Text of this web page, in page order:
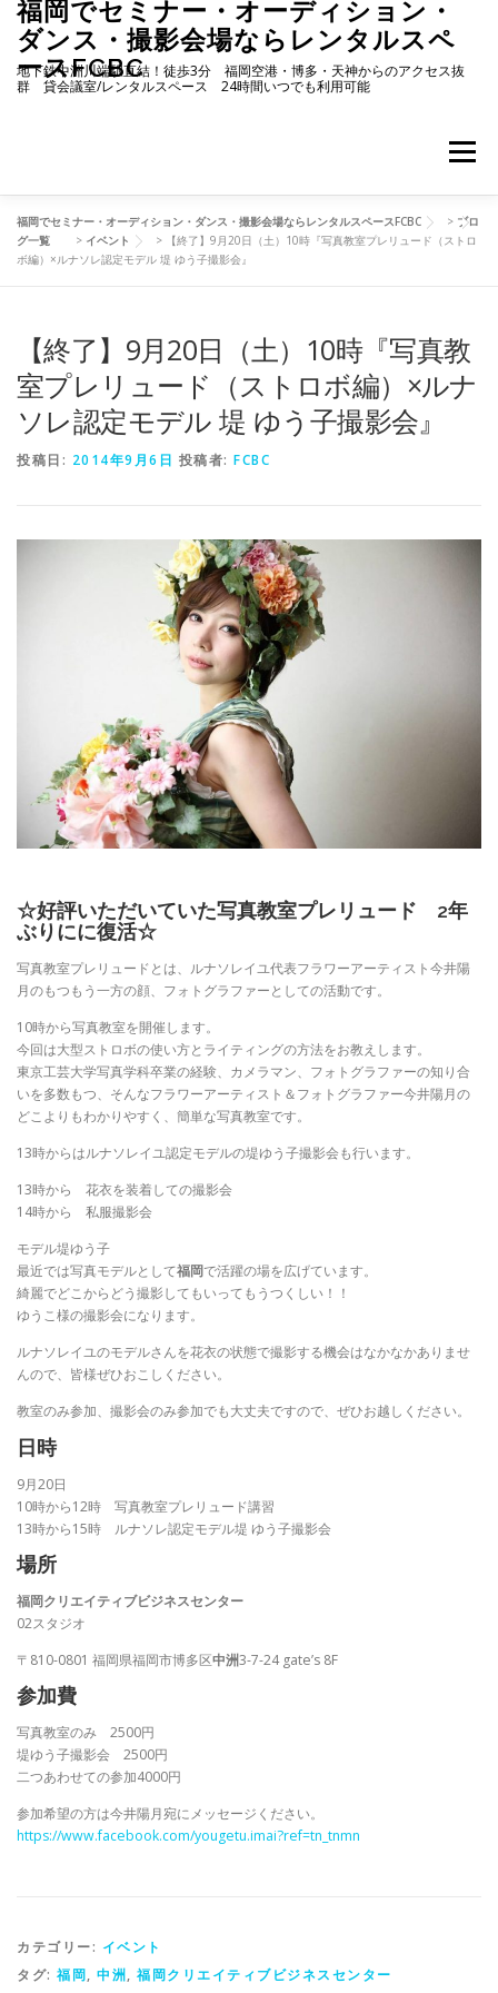
福岡でセミナー・オーディション・
ダンス・撮影会場ならレンタルスペ
ースFCBC
地下鉄中洲川端駅直結！徒歩3分 福岡空港・博多・天神からのアクセス抜
群 貸会議室/レンタルスペース 24時間いつでも利用可能
メニュー
ホーム 施設・料金 ご予約状況 アクセス
ご予約リクエストフォーム お問い合わせ
福岡でセミナー・オーディション・ダンス・撮影会場ならレンタルスペースFCBC > ブロ
グ一覧
> イベント >
【終了】9月20日（土）10時『写真教室プレリュード（ストロ
ボ編）×ルナソレ認定モデル 堤 ゆう子撮影会』
【終了】9月20日（土）10時『写真教
室プレリュード（ストロボ編）×ルナ
ソレ認定モデル 堤 ゆう子撮影会』
投稿日: 2014年9月6日 投稿者: FCBC
☆好評いただいていた写真教室プレリュード 2年
ぶりにに復活☆
写真教室プレリュードとは、ルナソレイユ代表フラワーアーティスト今井陽
月のもつもう一方の顔、フォトグラファーとしての活動です。
10時から写真教室を開催します。
今回は大型ストロボの使い方とライティングの方法をお教えします。
東京工芸大学写真学科卒業の経験、カメラマン、フォトグラファーの知り合
いを多数もつ、そんなフラワーアーティスト＆フォトグラファー今井陽月の
どこよりもわかりやすく、簡単な写真教室です。
13時からはルナソレイユ認定モデルの堤ゆう子撮影会も行います。
13時から 花衣を装着しての撮影会
14時から 私服撮影会
モデル堤ゆう子
最近では写真モデルとして福岡で活躍の場を広げています。
綺麗でどこからどう撮影してもいってもうつくしい！！
ゆうこ様の撮影会になります。
ルナソレイユのモデルさんを花衣の状態で撮影する機会はなかなかありませ
んので、皆様ぜひおこしください。
教室のみ参加、撮影会のみ参加でも大丈夫ですので、ぜひお越しください。
日時
9月20日
10時から12時 写真教室プレリュード講習
13時から15時 ルナソレ認定モデル堤 ゆう子撮影会
場所
福岡クリエイティブビジネスセンター
02スタジオ
〒810-0801 福岡県福岡市博多区中洲3-7-24 gate’s 8F
参加費
写真教室のみ 2500円
堤ゆう子撮影会 2500円
二つあわせての参加4000円
参加希望の方は今井陽月宛にメッセージください。
https://www.facebook.com/yougetu.imai?ref=tn_tnmn
カテゴリー: イベント
タグ: 福岡, 中洲, 福岡クリエイティブビジネスセンター